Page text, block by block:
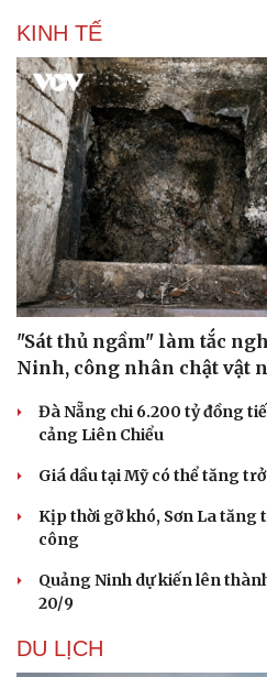
Sân khấu - Điện ảnh
Văn học
Âm nhạc
Di sản
KINH TẾ
"Sát thủ ngầm" làm tắc
Ninh, công nhân chật vật
Đà Nẵng chi 6.200 tỷ đồng
cảng Liên Chiểu
Giá dầu tại Mỹ có thể tăng
Kịp thời gỡ khó, Sơn La tăng
công
Quảng Ninh dự kiến lên
20/9
DU LỊCH